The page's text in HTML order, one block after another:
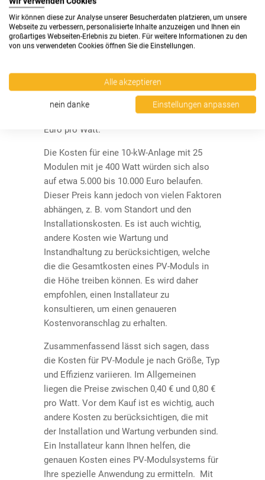
Größe, dem Typ und dem Wirkungsgrad ab. In
der Regel sind größere Module teurer als
kleinere, und Modelle mit höherem
Preis variiert auch je nach Hersteller und je
nachdem, ob Sie in großen Mengen kaufen
oder nicht. Im Allgemeinen liegen die Preise
für PV-Module im Bereich von 0,40 bis 0,80
Euro pro Watt.
Die Kosten für eine 10-kW-Anlage mit 25
Modulen mit je 400 Watt würden sich also
auf etwa 5.000 bis 10.000 Euro belaufen.
Dieser Preis kann jedoch von vielen Faktoren
abhängen, z. B. vom Standort und den
Installationskosten. Es ist auch wichtig,
andere Kosten wie Wartung und
Instandhaltung zu berücksichtigen, welche
die die Gesamtkosten eines PV-Moduls in
die Höhe treiben können. Es wird daher
empfohlen, einen Installateur zu
konsultieren, um einen genaueren
Kostenvoranschlag zu erhalten.
Zusammenfassend lässt sich sagen, dass
die Kosten für PV-Module je nach Größe, Typ
und Effizienz variieren. Im Allgemeinen
liegen die Preise zwischen 0,40 € und 0,80 €
pro Watt. Vor dem Kauf ist es wichtig, auch
andere Kosten zu berücksichtigen, die mit
der Installation und Wartung verbunden sind.
Ein Installateur kann Ihnen helfen, die
genauen Kosten eines PV-Modulsystems für
Ihre spezielle Anwendung zu ermitteln. Mit
Wir können diese zur Analyse unserer Besucherdaten platzieren, um unsere
Webseite zu verbessern, personalisierte Inhalte anzuzeigen und Ihnen ein
großartiges Webseiten-Erlebnis zu bieten. Für weitere Informationen zu den
von uns verwendeten Cookies öffnen Sie die Einstellungen.
Alle akzeptieren
nein danke Einstellungen anpassen